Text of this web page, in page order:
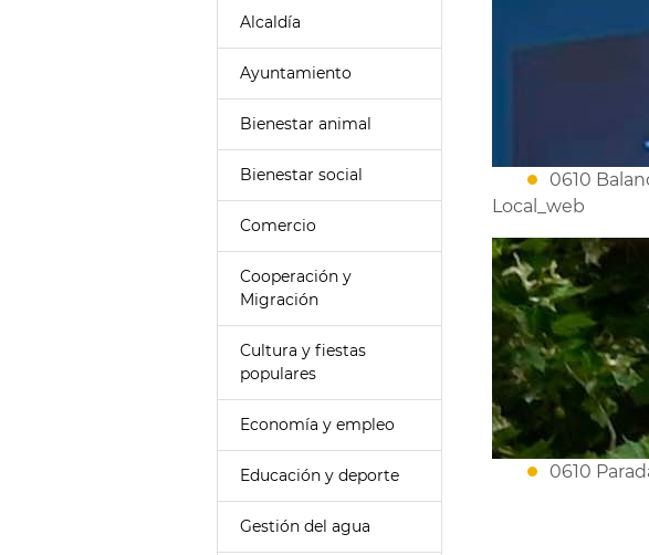
Alcaldía
Ayuntamiento
Bienestar animal
Bienestar social
Comercio
Cooperación y
Migración
Cultura y fiestas
populares
Economía y empleo
Educación y deporte
Gestión del agua
0610
Local_web
0610